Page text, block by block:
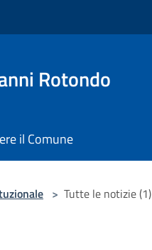
Rotondo
il Comune
> Tutte le notizie (1)